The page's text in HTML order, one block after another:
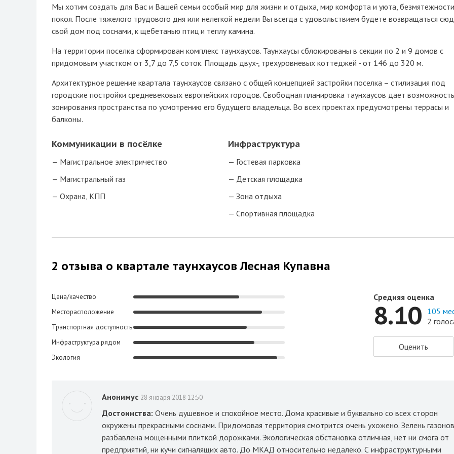
Мы хотим создать для Вас и Вашей семьи особый мир для жизни и отдыха, мир комфорта и уюта,
покоя. После тяжелого трудового дня или нелегкой недели Вы всегда с удовольствием будете возвращаться
свой дом под соснами, к щебетанью птиц и теплу камина.
На территории поселка сформирован комплекс таунхаусов. Таунхаусы сблокированы в секции по 2 и 9 домов с
придомовым участком от 3,7 до 7,5 соток. Площадь двух-, трехуровневых коттеджей - от 146 до 320 м.
Архитектурное решение квартала таунхаусов связано с общей концепцией застройки поселка – стилизация под
городские постройки средневековых европейских городов. Свободная планировка таунхаусов дает возможность
зонирования пространства по усмотрению его будущего владельца. Во всех проектах предусмотрены террасы и
балконы.
Коммуникации в посёлке
Магистральное электричество
Магистральный газ
Охрана, КПП
Инфраструктура
Гостевая парковка
Детская площадка
Зона отдыха
Спортивная площадка
2 отзыва о квартале таунхаусов Лесная Купавна
Цена/качество
Месторасположение
Транспортная доступность
Инфраструктура рядом
Экология
Средняя оценка
8.10 105
2
Оценить
Анонимус 28 января 2018 12:50
Достоинства:Очень душевное и спокойное место. Дома красивые и буквально со всех сторон
окружены прекрасными соснами. Придомовая территория смотрится очень ухожено. Зелень газонов
разбавлена мощенными плиткой дорожками. Экологическая обстановка отличная, нет ни смога от
предприятий, ни кучи сигналящих авто. До МКАД относительно недалеко. С инфраструктурными